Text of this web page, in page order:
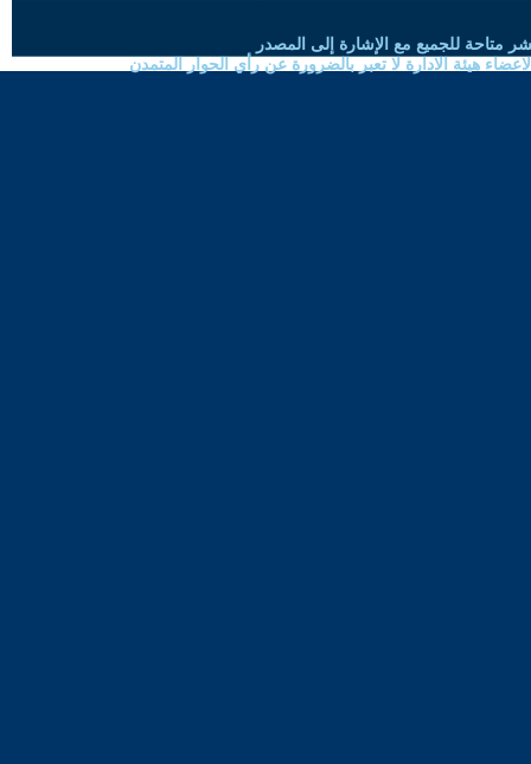
متاحة للجميع مع الإشارة إلى المصدر
هيئة الادارة لا تعبر بالضرورة عن رأي الحوار المتمدن